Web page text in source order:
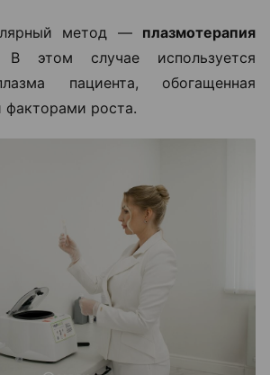
метод — плазмотерапия
этом случае используется
пациента, обогащенная
роста.